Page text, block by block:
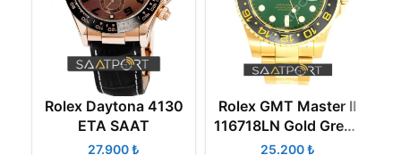
Rolex Daytona 4130
ETA SAAT
₺
Rolex GMT Master II
116718LN Gold Green
ETA 3186 ETA
₺